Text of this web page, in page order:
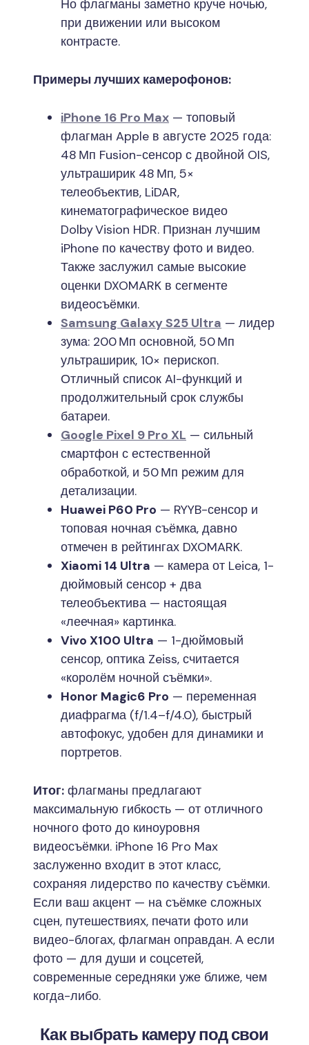
Но флагманы заметно круче ночью,
при движении или высоком
контрасте.
Примеры лучших камерофонов:
iPhone 16 Pro Max — топовый
флагман Apple в августе 2025 года:
48 Мп Fusion-сенсор с двойной OIS,
ультраширик 48 Мп, 5×
телеобъектив, LiDAR,
кинематографическое видео
Dolby Vision HDR. Признан лучшим
iPhone по качеству фото и видео.
Также заслужил самые высокие
оценки DXOMARK в сегменте
видеосъёмки.
Samsung Galaxy S25 Ultra — лидер
зума: 200 Мп основной, 50 Мп
ультраширик, 10× перископ.
Отличный список AI-функций и
продолжительный срок службы
батареи.
Google Pixel 9 Pro XL — сильный
смартфон с естественной
обработкой, и 50 Мп режим для
детализации.
Huawei P60 Pro — RYYB-сенсор и
топовая ночная съёмка, давно
отмечен в рейтингах DXOMARK.
Xiaomi 14 Ultra — камера от Leica, 1-
дюймовый сенсор + два
телеобъектива — настоящая
«леечная» картинка.
Vivo X100 Ultra — 1-дюймовый
сенсор, оптика Zeiss, считается
«королём ночной съёмки».
Honor Magic6 Pro — переменная
диафрагма (f/1.4–f/4.0), быстрый
автофокус, удобен для динамики и
портретов.
Итог: флагманы предлагают
максимальную гибкость — от отличного
ночного фото до киноуровня
видеосъёмки. iPhone 16 Pro Max
заслуженно входит в этот класс,
сохраняя лидерство по качеству съёмки.
Если ваш акцент — на съёмке сложных
сцен, путешествиях, печати фото или
видео-блогах, флагман оправдан. А если
фото — для души и соцсетей,
современные середняки уже ближе, чем
когда-либо.
Как выбрать камеру под свои